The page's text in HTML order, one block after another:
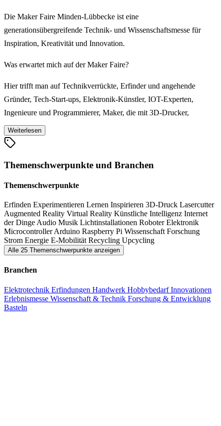
Die Maker Faire Minden-Lübbecke ist eine
generationsübergreifende Technik- und Wissenschaftsmesse für
Inspiration, Kreativität und Innovation.
Was erwartet mich auf der Maker Faire?
Hier trifft man auf Technikverrückte, Erfinder und angehende
Gründer, Tech-Start-ups, Elektronik-Künstler, IOT-Experten,
Ingenieure und Programmierer, Maker, die mit 3D-Drucker,
Lasercutter und Fräsen umgehen oder mit AR/VR und KI
experimentieren: Kurzum auf Macher mit ungewöhnlichen Ideen.
Im Mittelpunkt der Maker Faire in Minden-Lübbecke stehen dabei
„Anfassen und Ausprobieren“ wird groß geschrieben. Auf der
Maker Faire gibt es viele interessante Mitmachstationen, ergänzt um
spannende Vorträge und Workshops.
und spielerische Weise für MINT-Fächer und dem neugierigen
Umgang mit Materialien und Werkzeugen begeistert.
Weiterlesen
Themenschwerpunkte und Branchen
Themenschwerpunkte
Erfinden Experimentieren Lernen Inspirieren 3D-Druck Lasercutter
Augmented Reality Virtual Reality Künstliche Intelligenz Internet
der Dinge Audio Musik Lichtinstallationen RoboterElektronik
MicrocontrollerArduino Raspberry Pi Wissenschaft Forschung
Strom Energie E-Mobilität Recycling Upcycling
Alle 25 Themenschwerpunkte anzeigen
Branchen
Elektrotechnik Erfindungen Handwerk HobbybedarfInnovationen
Erlebnismesse Wissenschaft & Technik Forschung & Entwicklung
Basteln